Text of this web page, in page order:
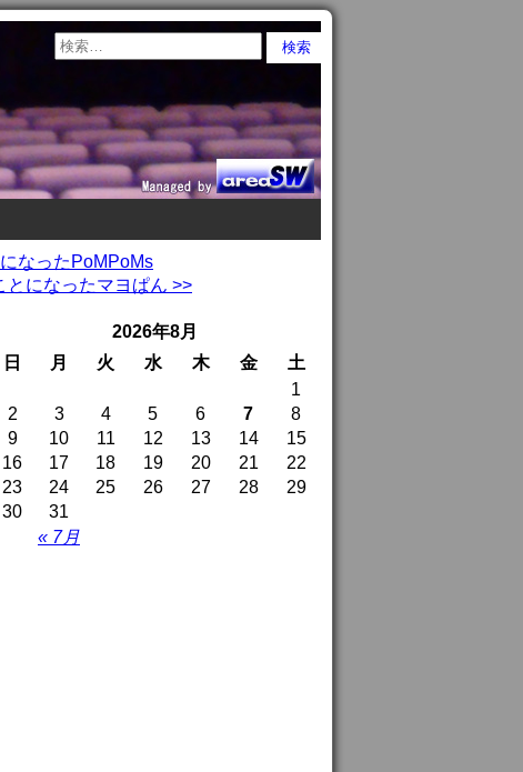
なったPoMPoMs
とになったマヨぱん >>
2026年8月
日
月 火 水 木 金 土
« 7月
1
2
3 4 5 6 7
8
9
10 11 12 13 14
15
16
17 18 19 20 21
22
23
24 25 26 27 28
29
30
31